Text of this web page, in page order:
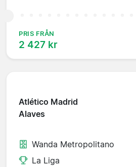
PRIS FRÅN
2 427 kr
Atlético Madrid
Alaves
Wanda Metropolitano
La Liga